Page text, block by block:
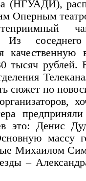
(НГУАДИ),
Оперным
Из
тысяч рублей.
сюжет по
это: Денис
массу
Михаилом
–